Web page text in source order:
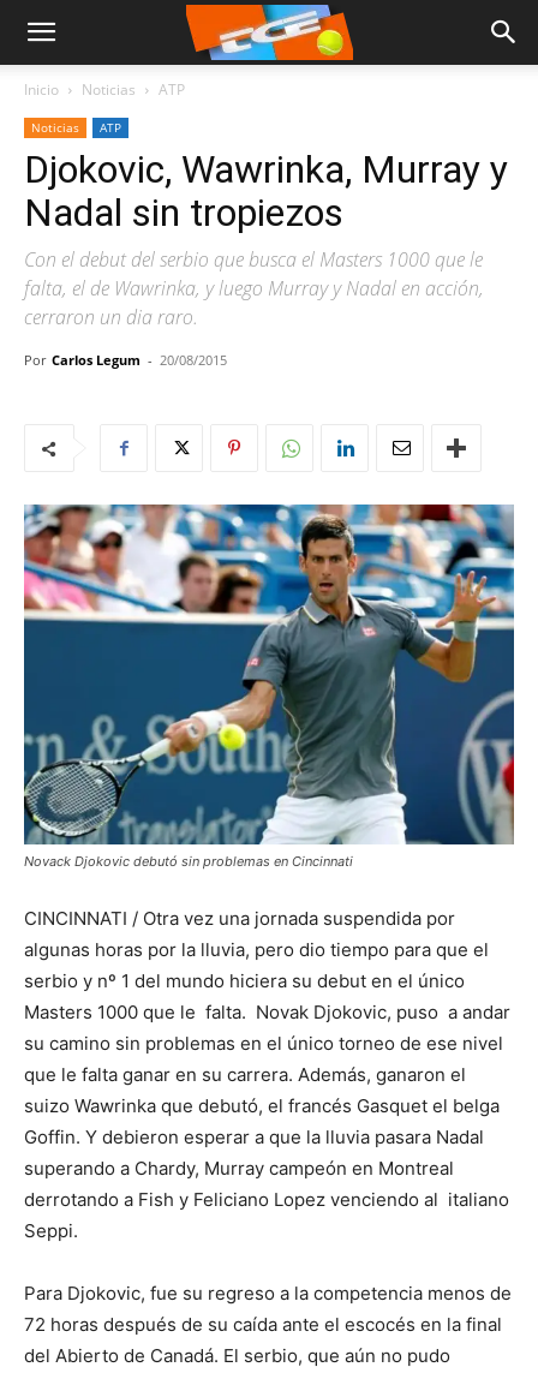
Inicio Noticias ATP
Noticias ATP
Djokovic, Wawrinka, Murray y
Nadal sin tropiezos
Con el debut del serbio que busca el Masters 1000 que le
falta, el de Wawrinka, y luego Murray y Nadal en acción,
cerraron un dia raro.
Por Carlos Legum - 20/08/2015
Novack Djokovic debutó sin problemas en Cincinnati
CINCINNATI / Otra vez una jornada suspendida por
algunas horas por la lluvia, pero dio tiempo para que el
serbio y nº 1 del mundo hiciera su debut en el único
Masters 1000 que le falta. Novak Djokovic, puso a andar
su camino sin problemas en el único torneo de ese nivel
que le falta ganar en su carrera. Además, ganaron el
suizo Wawrinka que debutó, el francés Gasquet el belga
Goffin. Y debieron esperar a que la lluvia pasara Nadal
superando a Chardy, Murray campeón en Montreal
derrotando a Fish y Feliciano Lopez venciendo al italiano
Seppi.
Para Djokovic, fue su regreso a la competencia menos de
72 horas después de su caída ante el escocés en la final
del Abierto de Canadá. El serbio, que aún no pudo